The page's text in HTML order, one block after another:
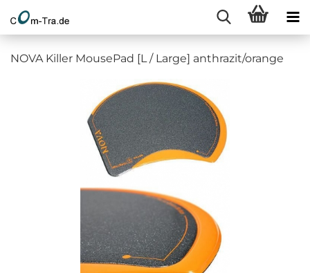
NOVA Killer MousePad [L / Large] anthrazit/orange